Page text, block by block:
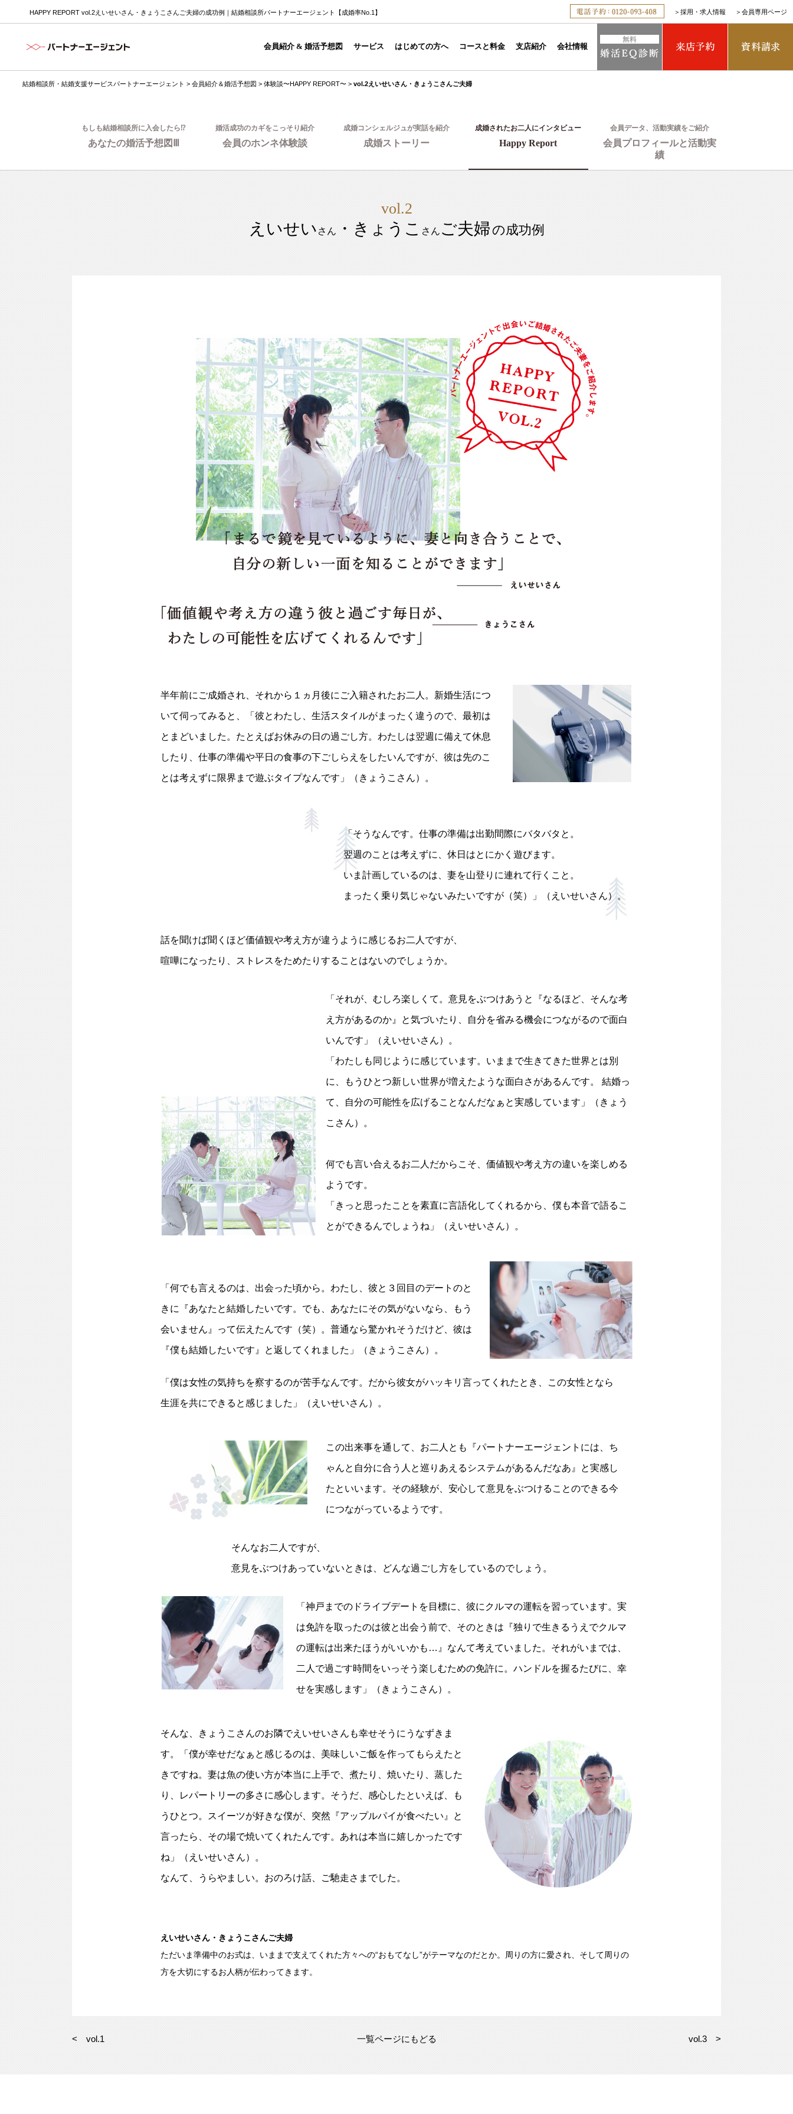
HAPPY REPORT vol.2えいせいさん・きょうこさんご夫婦の成功例｜結婚相談所パートナーエージェント【成婚率No.1】 ＞ 採用・求人情報 ＞ 会員専用ページ
会員紹介 & 婚活予想図 サービス はじめての方へ コースと料金 支店紹介 会社情報
結婚相談所・結婚支援サービスパートナーエージェント > 会員紹介＆婚活予想図 > 体験談〜HAPPY REPORT〜 > vol.2えいせいさん・きょうこさんご夫婦
もしも結婚相談所に入会したら⁉
あなたの婚活予想図Ⅲ
婚活成功のカギをこっそり紹介
会員のホンネ体験談
成婚コンシェルジュが実話を紹介
成婚ストーリー
成婚されたお二人にインタビュー
Happy Report
会員データ、活動実績をご紹介
会員プロフィールと活動実
績
vol.2
えいせい さん ・きょうこ さん ご夫婦の成功例
半年前にご成婚され、それから１ヵ月後にご入籍されたお二人。新婚生活につ
いて伺ってみると、「彼とわたし、生活スタイルがまったく違うので、最初は
とまどいました。たとえばお休みの日の過ごし方。わたしは翌週に備えて休息
したり、仕事の準備や平日の食事の下ごしらえをしたいんですが、彼は先のこ
とは考えずに限界まで遊ぶタイプなんです」（きょうこさん）。
「そうなんです。仕事の準備は出勤間際にバタバタと。
翌週のことは考えずに、休日はとにかく遊びます。
いま計画しているのは、妻を山登りに連れて行くこと。
まったく乗り気じゃないみたいですが（笑）」（えいせいさん）。
話を聞けば聞くほど価値観や考え方が違うように感じるお二人ですが、
喧嘩になったり、ストレスをためたりすることはないのでしょうか。
「それが、むしろ楽しくて。意見をぶつけあうと『なるほど、そんな考
え方があるのか』と気づいたり、自分を省みる機会につながるので面白
いんです」（えいせいさん）。
「わたしも同じように感じています。いままで生きてきた世界とは別
に、もうひとつ新しい世界が増えたような面白さがあるんです。 結婚っ
て、自分の可能性を広げることなんだなぁと実感しています」（きょう
こさん）。
何でも言い合えるお二人だからこそ、価値観や考え方の違いを楽しめる
ようです。
「きっと思ったことを素直に言語化してくれるから、僕も本音で語るこ
とができるんでしょうね」（えいせいさん）。
「何でも言えるのは、出会った頃から。わたし、彼と３回目のデートのと
きに『あなたと結婚したいです。でも、あなたにその気がないなら、もう
会いません』って伝えたんです（笑）。普通なら驚かれそうだけど、彼は
『僕も結婚したいです』と返してくれました」（きょうこさん）。
「僕は女性の気持ちを察するのが苦手なんです。だから彼女がハッキリ言ってくれたとき、この女性となら
生涯を共にできると感じました」（えいせいさん）。
この出来事を通して、お二人とも『パートナーエージェントには、ち
ゃんと自分に合う人と巡りあえるシステムがあるんだなあ』と実感し
たといいます。その経験が、安心して意見をぶつけることのできる今
につながっているようです。
そんなお二人ですが、
意見をぶつけあっていないときは、どんな過ごし方をしているのでしょう。
「神戸までのドライブデートを目標に、彼にクルマの運転を習っています。実
は免許を取ったのは彼と出会う前で、そのときは『独りで生きるうえでクルマ
の運転は出来たほうがいいかも…』なんて考えていました。それがいまでは、
二人で過ごす時間をいっそう楽しむための免許に。ハンドルを握るたびに、幸
せを実感します」（きょうこさん）。
そんな、きょうこさんのお隣でえいせいさんも幸せそうにうなずきま
す。「僕が幸せだなぁと感じるのは、美味しいご飯を作ってもらえたと
きですね。妻は魚の使い方が本当に上手で、煮たり、焼いたり、蒸した
り、レパートリーの多さに感心します。そうだ、感心したといえば、も
うひとつ。スイーツが好きな僕が、突然『アップルパイが食べたい』と
言ったら、その場で焼いてくれたんです。あれは本当に嬉しかったです
ね」（えいせいさん）。
なんて、うらやましい。おのろけ話、ご馳走さまでした。
えいせいさん・きょうこさんご夫婦
ただいま準備中のお式は、いままで支えてくれた方々への“おもてなし”がテーマなのだとか。周りの方に愛され、そして周りの
方を大切にするお人柄が伝わってきます。
< vol.1 一覧ページにもどる vol.3 >